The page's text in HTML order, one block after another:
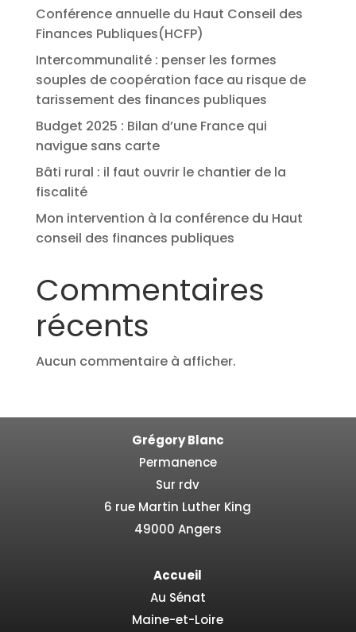
Conférence annuelle du Haut Conseil des
Finances Publiques(HCFP)
Intercommunalité : penser les formes
souples de coopération face au risque de
tarissement des finances publiques
Budget 2025 : Bilan d’une France qui
navigue sans carte
Bâti rural : il faut ouvrir le chantier de la
fiscalité
Mon intervention à la conférence du Haut
conseil des finances publiques
Commentaires
récents
Aucun commentaire à afficher.
Grégory Blanc
Permanence
Sur rdv
6 rue Martin Luther King
49000 Angers
Accueil
Au Sénat
Maine-et-Loire